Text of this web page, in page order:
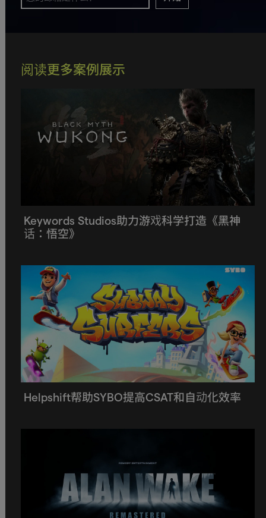
阅读更多案例展示
Keywords Studios助力游戏科学打造《黑神
话：悟空》
Helpshift帮助SYBO提高CSAT和自动化效率